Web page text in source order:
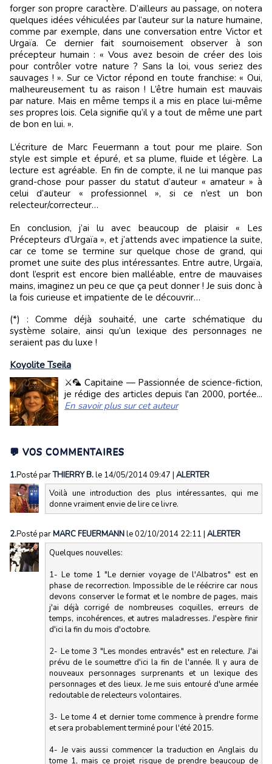
forger son propre caractère. D’ailleurs au passage, on notera
quelques idées véhiculées par l’auteur sur la nature humaine,
comme par exemple, dans une conversation entre Victor et
Urgaïa. Ce dernier fait sournoisement observer à son
précepteur humain : « Vous avez besoin de créer des lois
pour contrôler votre nature ? Sans la loi, vous seriez des
sauvages ! ». Sur ce Victor répond en toute franchise: « Oui,
malheureusement tu as raison ! L’être humain est mauvais
par nature. Mais en même temps il a mis en place lui-même
ses propres lois. Cela signifie qu’il y a tout de même une part
de bon en lui. ».
L’écriture de Marc Feuermann a tout pour me plaire. Son
style est simple et épuré, et sa plume, fluide et légère. La
lecture est agréable. En fin de compte, il ne lui manque pas
grand-chose pour passer du statut d’auteur « amateur » à
celui d’auteur « professionnel », si ce n’est un bon
relecteur/correcteur…
En conclusion, j’ai lu avec beaucoup de plaisir « Les
Précepteurs d’Urgaïa », et j’attends avec impatience la suite,
car ce tome se termine sur quelque chose de grand, qui
promet une suite des plus intéressantes. Entre autre, Urgaïa,
dont l’esprit est encore bien malléable, entre de mauvaises
mains, imaginez un peu ce que ça peut donner ! Je suis donc à
la fois curieuse et impatiente de le découvrir…
(*) : Comme déjà souhaité, une carte schématique du
système solaire, ainsi qu’un lexique des personnages ne
seraient pas du luxe !
Koyolite Tseila
⚔️🦜 Capitaine — Passionnée de science-fiction,
je rédige des articles depuis l'an 2000, portée...
En savoir plus sur cet auteur
💬 VOS COMMENTAIRES
1.Posté parTHIERRY B.le 14/05/2014 09:47 | ALERTER
Voilà une introduction des plus intéressantes, qui me
donne vraiment envie de lire ce livre.
2.Posté parMARC FEUERMANNle 02/10/2014 22:11 | ALERTER
Quelques nouvelles:
1- Le tome 1 "Le dernier voyage de l'Albatros" est en
phase de recorrection. Impossible de le réécrire car nous
devons conserver le format et le nombre de pages, mais
j'ai déjà corrigé de nombreuses coquilles, erreurs de
temps, incohérences, et autres maladresses. J'espère finir
d'ici la fin du mois d'octobre.
2- Le tome 3 "Les mondes entravés" est en relecture. J'ai
prévu de le soumettre d'ici la fin de l'année. Il y aura de
nouveaux personnages surprenants et un lexique des
personnages et des lieux. Je me suis entouré d'une armée
redoutable de relecteurs volontaires.
3- Le tome 4 et dernier tome commence à prendre forme
et sera probablement terminé pour l'été 2015.
4- Je vais aussi commencer la traduction en Anglais du
tome 1, mais ce projet risque de prendre beaucoup de